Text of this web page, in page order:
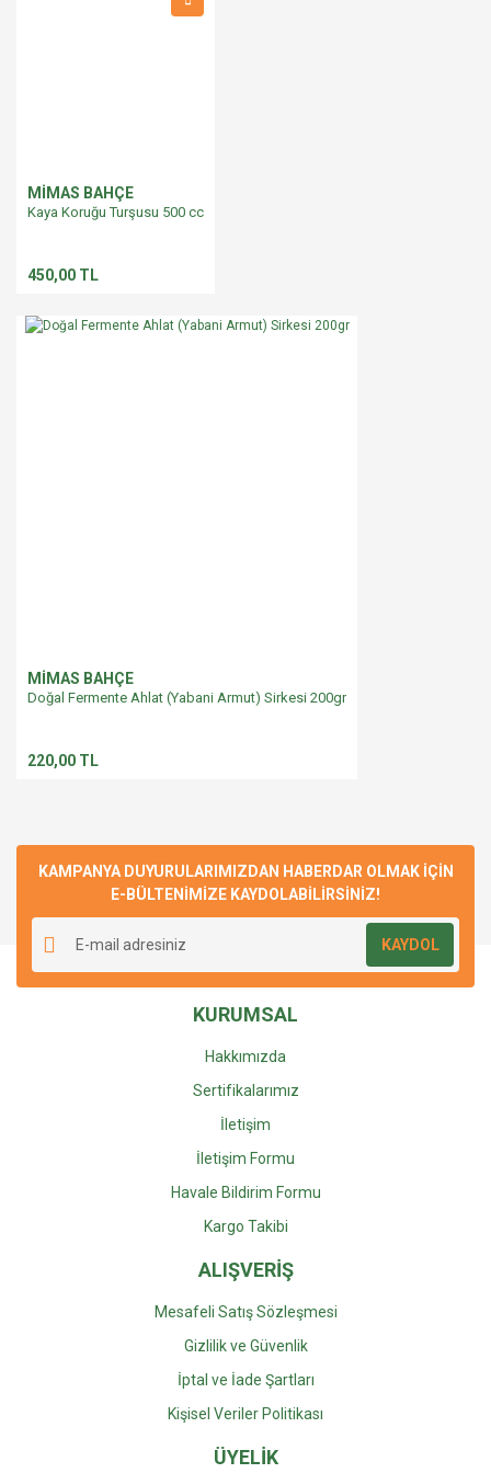
MİMAS BAHÇE
Kaya Koruğu Turşusu 500 cc
450,00 TL
MİMAS BAHÇE
Doğal Fermente Ahlat (Yabani Armut) Sirkesi 200gr
220,00 TL
KAMPANYA DUYURULARIMIZDAN HABERDAR OLMAK İÇİN
E-BÜLTENİMİZE KAYDOLABİLİRSİNİZ!
KAYDOL
KURUMSAL
Hakkımızda
Sertifikalarımız
İletişim
İletişim Formu
Havale Bildirim Formu
Kargo Takibi
ALIŞVERİŞ
Mesafeli Satış Sözleşmesi
Gizlilik ve Güvenlik
İptal ve İade Şartları
Kişisel Veriler Politikası
ÜYELİK